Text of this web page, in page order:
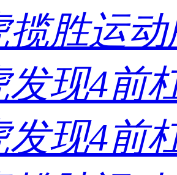
揽胜运
发现4前
发现4前